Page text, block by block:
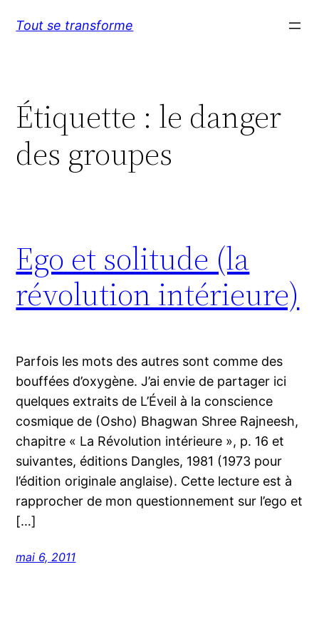
Tout se transforme
Étiquette : le danger
des groupes
Ego et solitude (la
révolution intérieure)
Parfois les mots des autres sont comme des
bouffées d’oxygène. J’ai envie de partager ici
quelques extraits de L’Éveil à la conscience
cosmique de (Osho) Bhagwan Shree Rajneesh,
chapitre « La Révolution intérieure », p. 16 et
suivantes, éditions Dangles, 1981 (1973 pour
l’édition originale anglaise). Cette lecture est à
rapprocher de mon questionnement sur l’ego et
[…]
mai 6, 2011